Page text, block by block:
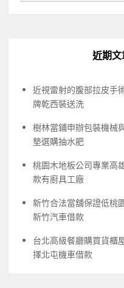
近期文
近視雷射的腹部拉皮手
牌乾西裝送洗
樹林當鋪申辦包裝機械
墊選購抽水肥
桃園木地板公司專業高
款有廚具工廠
新竹合法當舖保證低桃
新竹汽車借款
台北高級餐廳購買貨櫃
擇北屯機車借款